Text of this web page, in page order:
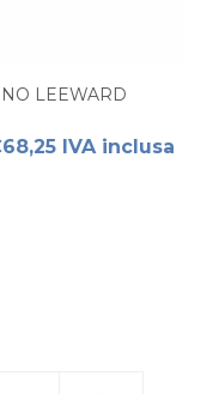
LEEWARD
IVA inclusa